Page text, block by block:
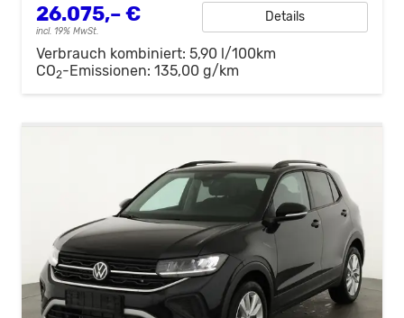
26.075,– €
incl. 19% MwSt.
Details
Verbrauch kombiniert: 5,90 l/100km
CO2-Emissionen: 135,00 g/km